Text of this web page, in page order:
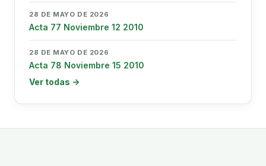
28 DE MAYO DE 2026
Acta 77 Noviembre 12 2010
28 DE MAYO DE 2026
Acta 78 Noviembre 15 2010
Ver todas →